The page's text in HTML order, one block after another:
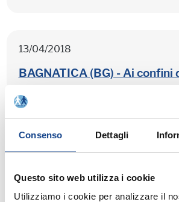
Consenso Dettagli
Questo sito web utilizza i cookie
Utilizziamo i cookie per analizzare il
13/04/2018
BAGNATICA (BG) - Ai confini
13/04/2018
LANCIANO (CH) - Dalla
pratica: gestire i procedimenti